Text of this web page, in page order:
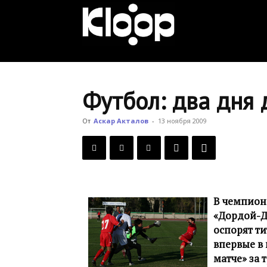
Новости
Футбол: два дня
От Аскар Акталов - 13 ноября 2009
В
«Дордой-
оспорят
впервые в
матче» за